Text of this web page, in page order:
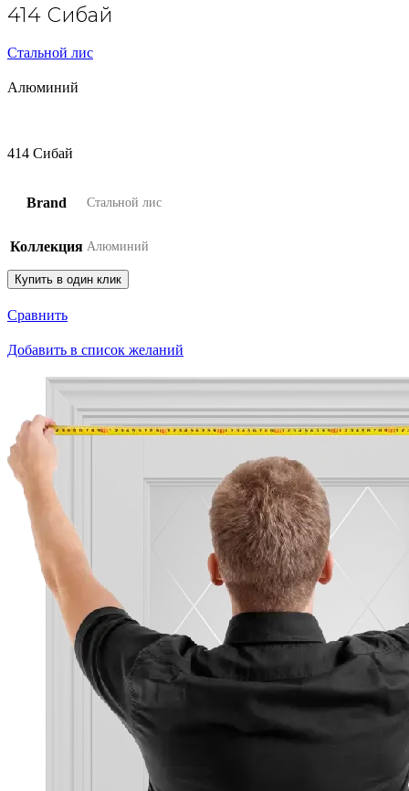
414 Сибай
Стальной лис
Алюминий
414 Сибай
Brand Стальной лис
Коллекция Алюминий
Купить в один клик
Сравнить
Добавить в список желаний